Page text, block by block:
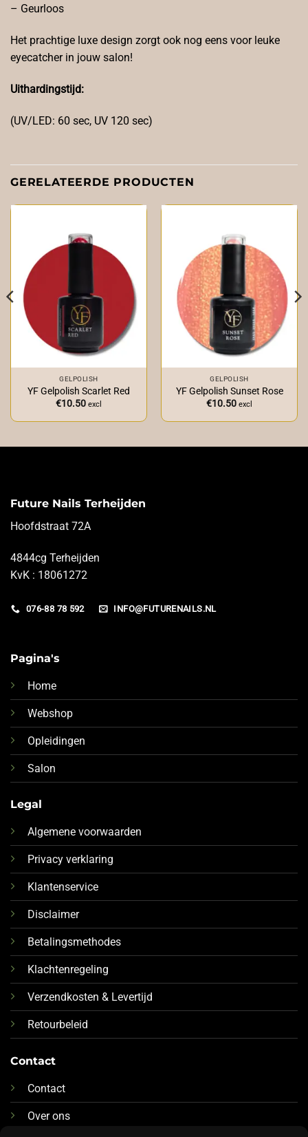
– Geurloos
Het prachtige luxe design zorgt ook nog eens voor leuke
eyecatcher in jouw salon!
Uithardingstijd:
(UV/LED: 60 sec, UV 120 sec)
GERELATEERDE PRODUCTEN
GELPOLISH
YF Gelpolish Scarlet Red
€10.50 excl
GELPOLISH
YF Gelpolish Sunset Rose
€10.50 excl
Future Nails Terheijden
Hoofdstraat 72A
4844cg Terheijden
KvK : 18061272
076-88 78 592 INFO@FUTURENAILS.NL
Pagina's
Home
Webshop
Opleidingen
Salon
Legal
Algemene voorwaarden
Privacy verklaring
Klantenservice
Disclaimer
Betalingsmethodes
Klachtenregeling
Verzendkosten & Levertijd
Retourbeleid
Contact
Contact
Over ons